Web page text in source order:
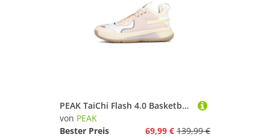
PEAK TaiChi Flash 4.0 Basketballschuh
von PEAK
Bester Preis
69,99 € 139,99 €